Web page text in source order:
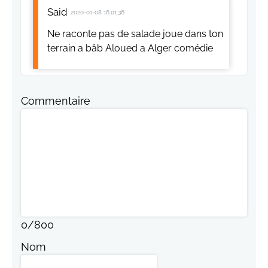
Said 2020-01-08 16:01:36
Ne raconte pas de salade joue dans ton
terrain a bâb Aloued a Alger comédie
Commentaire
0/800
Nom